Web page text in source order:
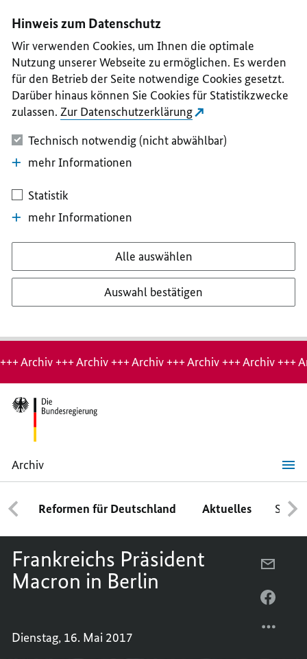
II
III
IV
V
Hinweis zum Datenschutz
Wir verwenden Cookies, um Ihnen die optimale
Nutzung unserer Webseite zu ermöglichen. Es werden
für den Betrieb der Seite notwendige Cookies gesetzt.
Darüber hinaus können Sie Cookies für Statistikzwecke
zulassen. Zur Datenschutzerklärung
Technisch notwendig (nicht abwählbar)
mehr Informationen
Statistik
mehr Informationen
Alle auswählen
Auswahl bestätigen
Hinweis:
Archiv-
Seite
+++ Archiv +++ Archiv +++ Archiv +++ Archiv +++ Archiv +++
Archiv
Frankreichs
Präsident
Macron
in
Berlin
Reformen für Deutschland Aktuelles
Frankreichs Präsident
Macron in Berlin
Dienstag, 16. Mai 2017